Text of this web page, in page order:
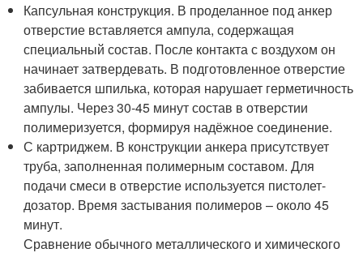
Капсульная конструкция. В проделанное под анкер
отверстие вставляется ампула, содержащая
специальный состав. После контакта с воздухом он
начинает затвердевать. В подготовленное отверстие
забивается шпилька, которая нарушает герметичность
ампулы. Через 30-45 минут состав в отверстии
полимеризуется, формируя надёжное соединение.
С картриджем. В конструкции анкера присутствует
труба, заполненная полимерным составом. Для
подачи смеси в отверстие используется пистолет-
дозатор. Время застывания полимеров – около 45
минут.
Сравнение обычного металлического и химического